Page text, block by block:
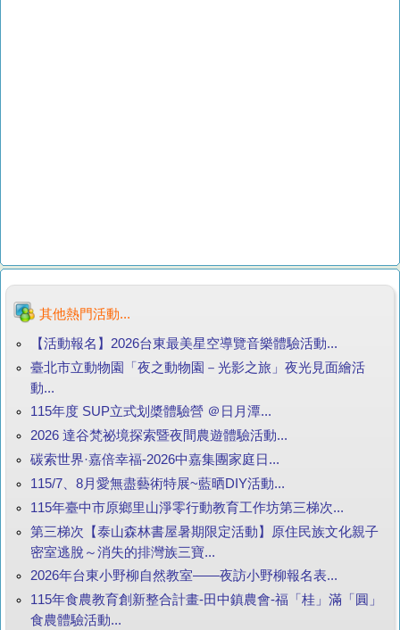
其他熱門活動...
【活動報名】2026台東最美星空導覽音樂體驗活動...
臺北市立動物園「夜之動物園－光影之旅」夜光見面繪活
動...
115年度 SUP立式划槳體驗營 ＠日月潭...
2026 達谷梵祕境探索暨夜間農遊體驗活動...
碳索世界·嘉倍幸福-2026中嘉集團家庭日...
115/7、8月愛無盡藝術特展~藍晒DIY活動...
115年臺中市原鄉里山淨零行動教育工作坊第三梯次...
第三梯次【泰山森林書屋暑期限定活動】原住民族文化親子
密室逃脫～消失的排灣族三寶...
2026年台東小野柳自然教室——夜訪小野柳報名表...
115年食農教育創新整合計畫-田中鎮農會-福「桂」滿「圓」
食農體驗活動...